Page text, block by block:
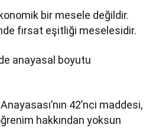
bir mesele değildir.
fırsat eşitliği meselesidir.
anayasal boyutu
42’nci maddesi,
hakkından yoksun